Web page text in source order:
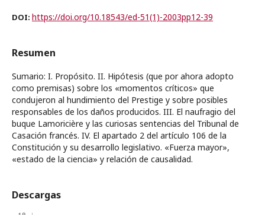
DOI: https://doi.org/10.18543/ed-51(1)-2003pp12-39
Resumen
Sumario: I. Propósito. II. Hipótesis (que por ahora adopto
como premisas) sobre los «momentos críticos» que
condujeron al hundimiento del Prestige y sobre posibles
responsables de los daños producidos. III. El naufragio del
buque Lamoricière y las curiosas sentencias del Tribunal de
Casación francés. IV. El apartado 2 del artículo 106 de la
Constitución y su desarrollo legislativo. «Fuerza mayor»,
«estado de la ciencia» y relación de causalidad.
Descargas